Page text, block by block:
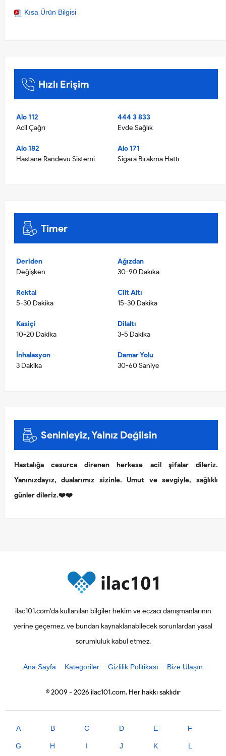
Kısa Ürün Bilgisi
Hızlı Erişim
Alo 112
Acil Çağrı
444 3 833
Evde Sağlık
Alo 182
Hastane Randevu Sistemi
Alo 171
Sigara Bırakma Hattı
Timer
Deriden
Değişken
Ağızdan
30-90 Dakıka
Rektal
5-30 Dakika
Cilt Altı
15-30 Dakika
Kasiçi
10-20 Dakika
Dilaltı
3-5 Dakika
İnhalasyon
3 Dakika
Damar Yolu
30-60 Saniye
Seninleyiz, Yalnız Değilsin
Hastalığa cesurca direnen herkese acil şifalar dileriz.
Yanınızdayız, dualarımız sizinle. Umut ve sevgiyle, sağlıklı
günler dileriz.❤️❤️
ilac101.com'da kullanılan bilgiler hekim ve eczacı danışmanlarının
yerine geçemez. ve bundan kaynaklanabilecek sorunlardan yasal
sorumluluk kabul etmez.
Ana Sayfa Kategoriler Gizlilik Politikası Bize Ulaşın
© 2009 - 2026 ilac101.com. Her hakkı saklıdır
A B C D E F
G H I J K L